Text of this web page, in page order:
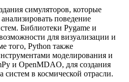
симуляторов, которые
поведение
Библиотеки Pygame и
для визуализации и
того, Python также
моделирования и
и OpenMDAO, для создания
в космической отрасли.